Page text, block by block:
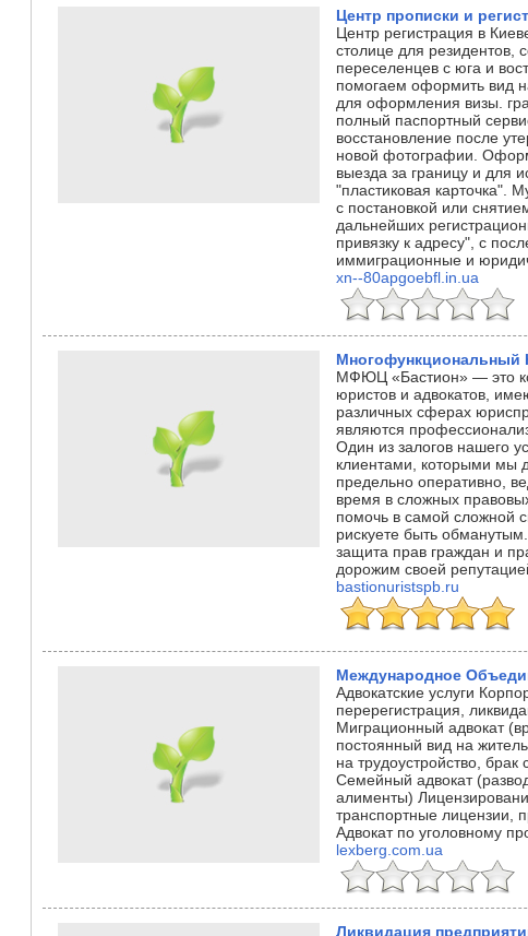
Центр прописки и
Центр регистрация в
столице для резидентов,
переселенцев с юга и
помогаем оформить вид
для оформления визы.
полный паспортный
восстановление после
новой фотографии.
выезда за границу и для
"пластиковая карточка".
с постановкой или
дальнейших
привязку к адресу", с
иммиграционные и
xn--80apgoebfl.in.ua
Многофункциональный
МФЮЦ «Бастион» — это
юристов и адвокатов,
различных сферах
являются
Один из залогов нашего
клиентами, которыми мы
предельно оперативно,
время в сложных
помочь в самой сложной
рискуете быть
защита прав граждан и
дорожим своей
bastionuristspb.ru
Международное
Адвокатские услуги
перерегистрация,
Миграционный адвокат
постоянный вид на
на трудоустройство,
Семейный адвокат
алименты)
транспортные лицензии,
Адвокат по уголовному
lexberg.com.ua
Ликвидация